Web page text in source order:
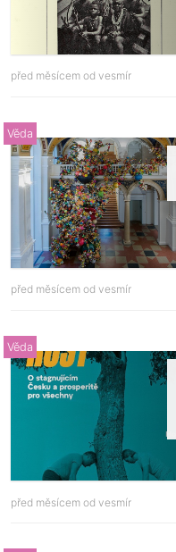
před měsícem od vesmír
Věda
před měsícem od vesmír
Věda
před měsícem od vesmír